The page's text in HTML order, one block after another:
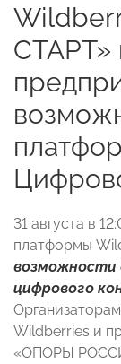
СТАРТ»
31 августа в
платформы
возможности
цифрового
Wildberries и
«ОПОРЫ